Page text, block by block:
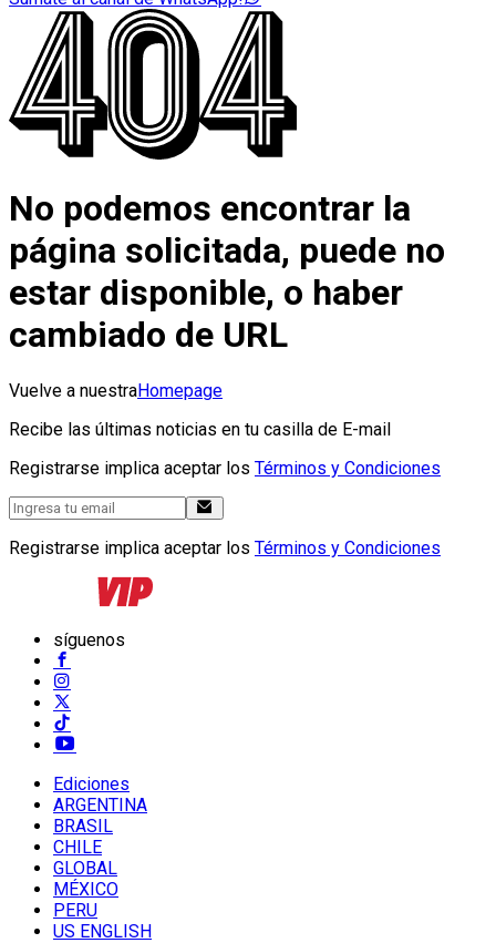
No podemos encontrar la
página solicitada, puede no
estar disponible, o haber
cambiado de URL
Vuelve a nuestraHomepage
Recibe las últimas noticias en tu casilla de E-mail
Registrarse implica aceptar los Términos y Condiciones
Registrarse implica aceptar los Términos y Condiciones
síguenos
Ediciones
ARGENTINA
BRASIL
CHILE
GLOBAL
MÉXICO
PERU
US ENGLISH